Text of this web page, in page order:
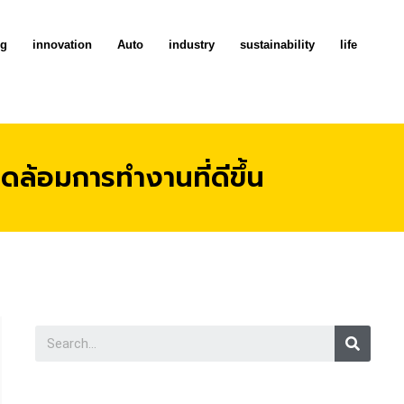
innovation Auto industry sustainability life
อมการทำงานที่ดีขึ้น